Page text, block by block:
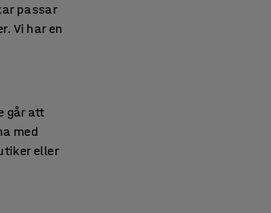
passar
Vi har en
går att
med
eller